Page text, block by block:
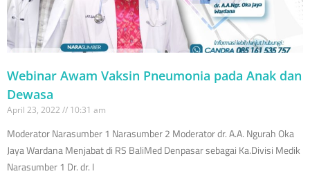
Webinar Awam Vaksin Pneumonia pada Anak dan
Dewasa
April 23, 2022 10:31 am
Moderator Narasumber 1 Narasumber 2 Moderator dr. A.A. Ngurah Oka
Jaya Wardana Menjabat di RS BaliMed Denpasar sebagai Ka.Divisi Medik
Narasumber 1 Dr. dr. I